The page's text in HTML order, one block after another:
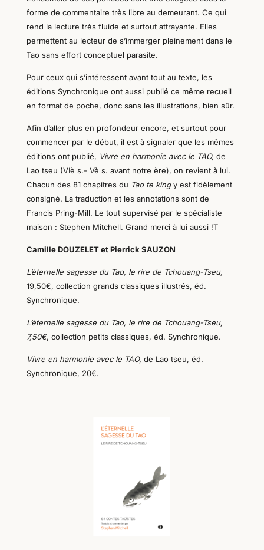
forme de commentaire très libre au demeurant. Ce qui
rend lalecture très fluide et surtout attrayante. Elles
permettent au lecteur de s’immerger pleinement dans le
Tao sans effort conceptuel parasite.
Pour ceuxqui s’intéressent avant tout au texte, les
éditions Synchronique ont aussi publié ce même recueil
en format de poche, donc sans les illustrations, bien sûr.
Afin d’aller plus en profondeur encore, et surtout pour
commencer par le début, il est à signaler que les mêmes
éditions ont publié, Vivre en harmonie avec le TAO, de
Lao tseu (VIè s.- Vè s. avant notre ère), on revient à lui.
Chacun des 81 chapitres du Tao te king y est fidèlement
consigné. La traduction et les annotations sont de
Francis Pring-Mill. Le tout supervisé par le spécialiste
maison : Stephen Mitchell. Grand merci à lui aussi !T
Camille DOUZELET et Pierrick SAUZON
L’éternelle sagesse du Tao, le rire de Tchouang-Tseu,
19,50€, collection grands classiques illustrés, éd.
Synchronique.
L’éternelle sagesse du Tao, le rire de Tchouang-Tseu,
7,50€, collection petits classiques, éd. Synchronique.
Vivre en harmonie avec le TAO, de Lao tseu, éd.
Synchronique, 20€.